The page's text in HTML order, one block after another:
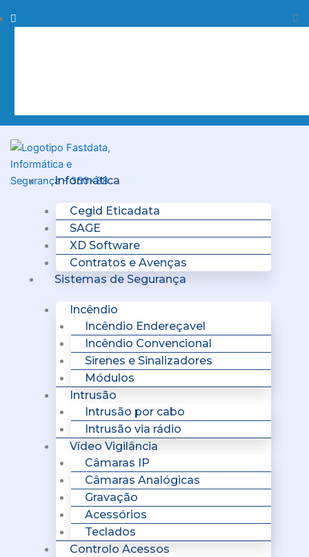
to
Procurar
Informática
Cegid Eticadata
SAGE
XD Software
Contratos e Avenças
Sistemas de Segurança
Incêndio
Incêndio Endereçavel
Incêndio Convencional
Sirenes e Sinalizadores
Módulos
Intrusão
Intrusão por cabo
Intrusão via rádio
Vídeo Vigilância
Câmaras IP
Câmaras Analógicas
Gravação
Acessórios
Teclados
Controlo Acessos
Menu